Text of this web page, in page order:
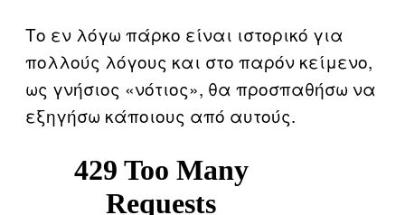
Το εν λόγω πάρκο είναι ιστορικό για
πολλούς λόγους και στο παρόν κείμενο,
ως γνήσιος «νότιος», θα προσπαθήσω να
εξηγήσω κάποιους από αυτούς.